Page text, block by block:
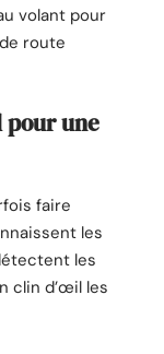
volant pour
route
pour une
faire
les
les
clin d’œil les